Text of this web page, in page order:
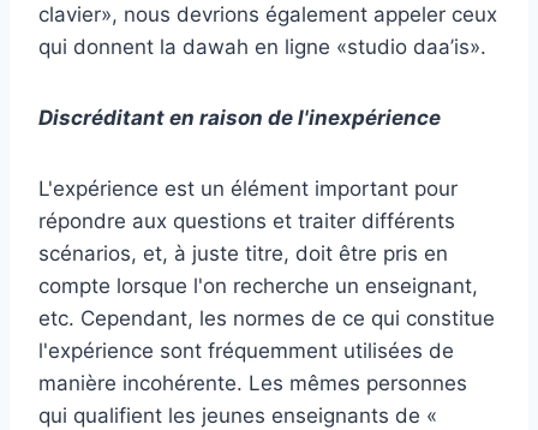
clavier», nous devrions également appeler ceux
qui donnent la dawah en ligne «studio daa’is».
Discréditant en raison de l'inexpérience
L'expérience est un élément important pour
répondre aux questions et traiter différents
scénarios, et, à juste titre, doit être pris en
compte lorsque l'on recherche un enseignant,
etc. Cependant, les normes de ce qui constitue
l'expérience sont fréquemment utilisées de
manière incohérente. Les mêmes personnes
qui qualifient les jeunes enseignants de «